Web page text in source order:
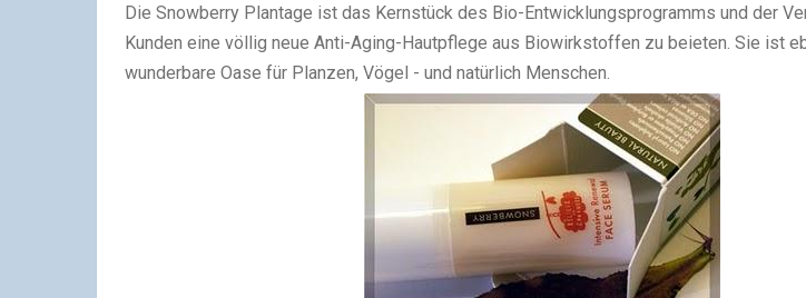
Die Snowberry Plantage ist das Kernstück des Bio-Entwicklungsprogramms und der
Kunden eine völlig neue Anti-Aging-Hautpflege aus Biowirkstoffen zu beieten. Sie ist
wunderbare Oase für Planzen, Vögel - und natürlich Menschen.